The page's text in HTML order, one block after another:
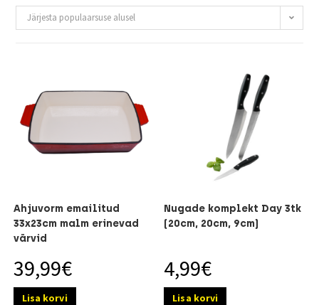
Järjesta populaarsuse alusel
Ahjuvorm emailitud
33x23cm malm erinevad
värvid
39,99€
Lisa korvi
Nugade komplekt Day 3tk
(20cm, 20cm, 9cm)
4,99€
Lisa korvi